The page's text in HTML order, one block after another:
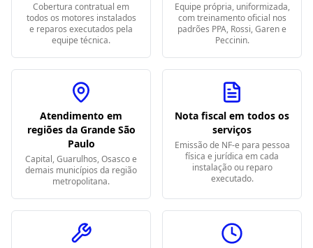
Cobertura contratual em
todos os motores instalados
e reparos executados pela
equipe técnica.
Equipe própria, uniformizada,
com treinamento oficial nos
padrões PPA, Rossi, Garen e
Peccinin.
Atendimento em
regiões da Grande São
Paulo
Capital, Guarulhos, Osasco e
demais municípios da região
metropolitana.
Nota fiscal em todos os
serviços
Emissão de NF-e para pessoa
física e jurídica em cada
instalação ou reparo
executado.